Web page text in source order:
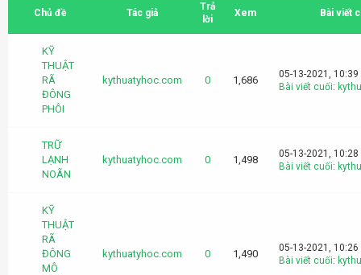
Chủ đề Tác giả
Trả
lời
Xem Bài viết
KỸ
THUẬT
RÃ
ĐÔNG
PHÔI
kythuatyhoc.com 0 1,686
05-13-2021, 10:39
Bài viết cuối:
TRỮ
LẠNH
NOÃN
kythuatyhoc.com 0 1,498
05-13-2021, 10:28
Bài viết cuối:
KỸ
THUẬT
RÃ
ĐÔNG
MÔ
kythuatyhoc.com 0 1,490
05-13-2021, 10:26
Bài viết cuối: